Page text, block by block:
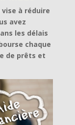
à réduire
avez
les délais
chaque
de prêts et